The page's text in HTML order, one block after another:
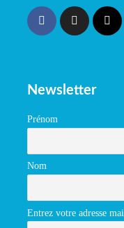
Newsletter
Prénom
Nom
Entrez votre adresse